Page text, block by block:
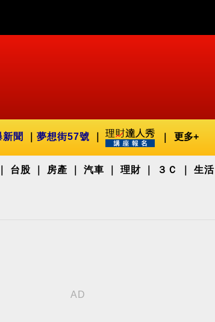
聞 夢想街57號 更多+
台股 房產 汽車 理財 ３Ｃ 生活